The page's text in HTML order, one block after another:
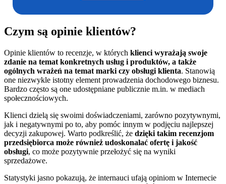
Czym są opinie klientów?
Opinie klientów to recenzje, w których klienci wyrażają swoje
zdanie na temat konkretnych usług i produktów, a także
ogólnych wrażeń na temat marki czy obsługi klienta. Stanowią
one niezwykle istotny element prowadzenia dochodowego biznesu.
Bardzo często są one udostępniane publicznie m.in. w mediach
społecznościowych.
Klienci dzielą się swoimi doświadczeniami, zarówno pozytywnymi,
jak i negatywnymi po to, aby pomóc innym w podjęciu najlepszej
decyzji zakupowej. Warto podkreślić, że dzięki takim recenzjom
przedsiębiorca może również udoskonalać ofertę i jakość
obsługi, co może pozytywnie przełożyć się na wyniki
sprzedażowe.
Statystyki jasno pokazują, że internauci ufają opiniom w Internecie